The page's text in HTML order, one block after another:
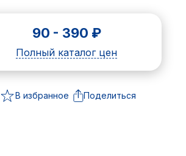
90 - 390 ₽
Полный каталог цен
В избранное Поделиться